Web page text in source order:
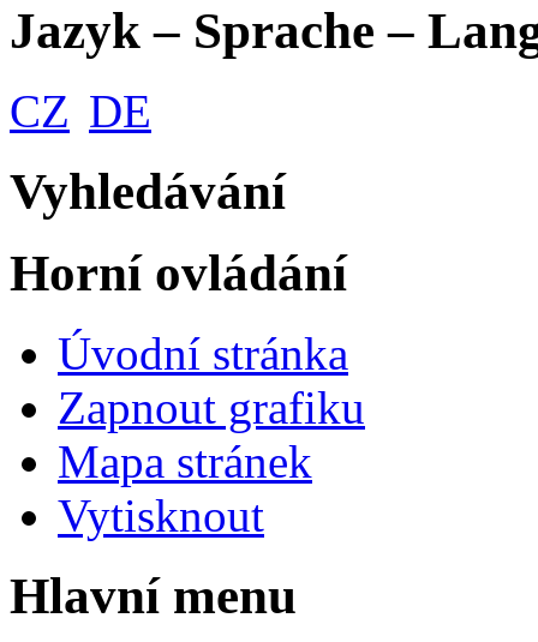
Jazyk – Sprache –
CZ DE
Vyhledávání
Horní ovládání
Úvodní stránka
Zapnout grafiku
Mapa stránek
Vytisknout
Hlavní menu